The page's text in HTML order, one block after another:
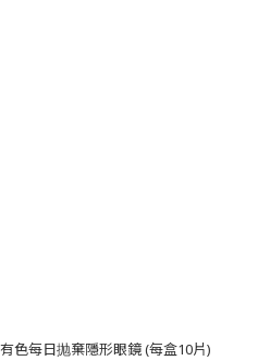
色每日抛棄隱形眼鏡 (每盒10片)